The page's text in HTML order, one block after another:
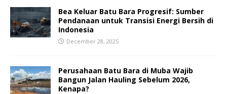
Bea Keluar Batu Bara Progresif: Sumber
Pendanaan untuk Transisi Energi Bersih di
Indonesia
December 28, 2025
Perusahaan Batu Bara di Muba Wajib
Bangun Jalan Hauling Sebelum 2026,
Kenapa?